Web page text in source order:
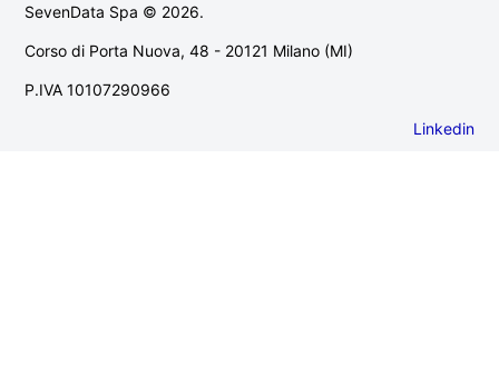
SevenData Spa © 2026.
Corso di Porta Nuova, 48 - 20121 Milano (MI)
P.IVA 10107290966
Linkedin